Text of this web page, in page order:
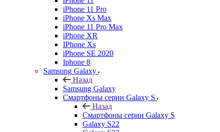
iPhone 11 Pro
iPhone Xs Max
iPhone 11 Pro Max
iPhone XR
IPhone Xs
iPhone SE 2020
Iphone 8
Samsung Galaxy
Назад
Samsung Galaxy
Смартфоны серии Galaxy S
Назад
Смартфоны серии Galaxy S
Galaxy S22